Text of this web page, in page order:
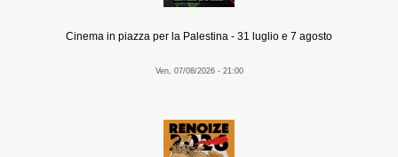
Cinema in piazza per la Palestina - 31 luglio e 7 agosto
Ven, 07/08/2026 - 21:00